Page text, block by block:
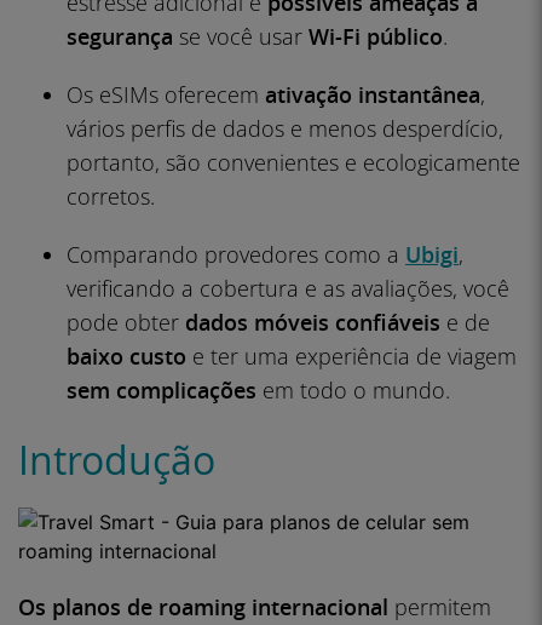
segurança se você usar Wi-Fi público.
Os eSIMs oferecem ativação instantânea,
vários perfis de dados e menos desperdício,
portanto, são convenientes e ecologicamente
corretos.
Comparando provedores como a Ubigi,
verificando a cobertura e as avaliações, você
pode obter dados móveis confiáveis e de
baixo custo e ter uma experiência de viagem
sem complicações em todo o mundo.
Introdução
Os planos de roaming internacional permitem